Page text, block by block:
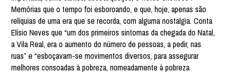
Memórias que o tempo foi esboroando, e que, hoje, apenas são
relíquias de uma era que se recorda, com alguma nostalgia. Conta
Elísio Neves que “um dos primeiros sintomas da chegada do Natal,
a Vila Real, era o aumento do número de pessoas, a pedir, nas
ruas” e “esboçavam-se movimentos diversos, para assegurar
melhores consoadas à pobreza, nomeadamente à pobreza